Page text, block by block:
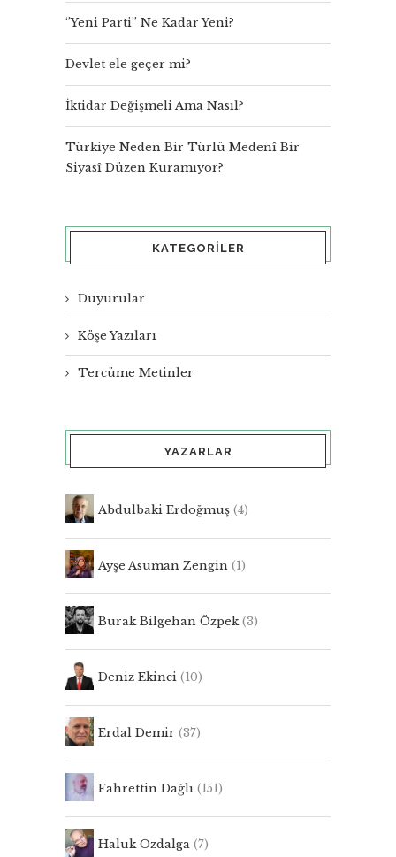
‘’Yeni Parti’’ Ne Kadar Yeni?
Devlet ele geçer mi?
İktidar Değişmeli Ama Nasıl?
Türkiye Neden Bir Türlü Medenî Bir
Siyasî Düzen Kuramıyor?
KATEGORILER
Duyurular
Köşe Yazıları
Tercüme Metinler
YAZARLAR
Abdulbaki Erdoğmuş (4)
Ayşe Asuman Zengin (1)
Burak Bilgehan Özpek(3)
Deniz Ekinci (10)
Erdal Demir (37)
Fahrettin Dağlı (151)
Haluk Özdalga (7)